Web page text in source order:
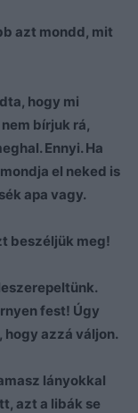
azt mondd, mit
hogy mi
bírjuk rá,
Ennyi. Ha
el neked is
apa vagy.
beszéljük meg!
fest! Úgy
hogy azzá váljon.
lányokkal
azt a libák se